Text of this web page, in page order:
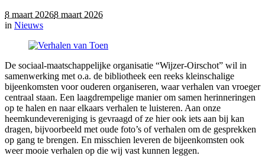
8 maart 20268 maart 2026
in Nieuws
De sociaal-maatschappelijke organisatie “Wijzer-Oirschot” wil in
samenwerking met o.a. de bibliotheek een reeks kleinschalige
bijeenkomsten voor ouderen organiseren, waar verhalen van vroeger
centraal staan. Een laagdrempelige manier om samen herinneringen
op te halen en naar elkaars verhalen te luisteren. Aan onze
heemkundevereniging is gevraagd of ze hier ook iets aan bij kan
dragen, bijvoorbeeld met oude foto’s of verhalen om de gesprekken
op gang te brengen. En misschien leveren de bijeenkomsten ook
weer mooie verhalen op die wij vast kunnen leggen.